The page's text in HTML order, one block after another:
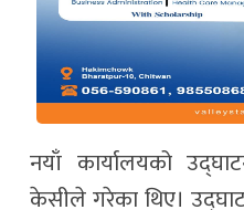
नयाँ कार्यालयको
केसीले गरेका थिए।